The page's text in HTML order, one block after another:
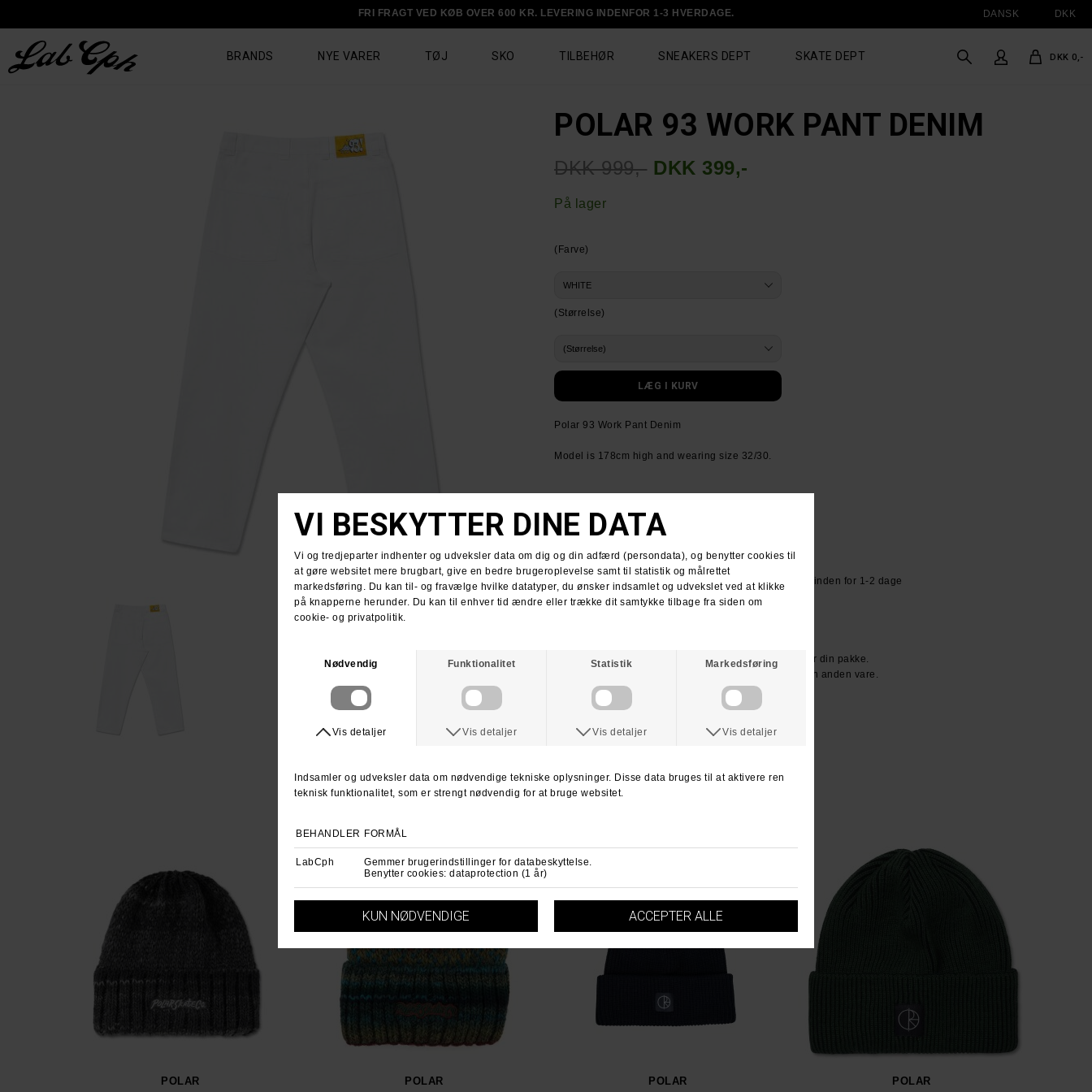
FRI FRAGT VED KØB OVER 600 KR. LEVERING INDENFOR 1-3 HVERDAGE. DANSK DKK
BRANDS NYE VARER TØJ SKO TILBEHØR SNEAKERS DEPT SKATE DEPT DKK 0,-
POLAR 93 WORK PANT DENIM
DKK 999,- DKK 399,-
På lager
(Farve)
(Størrelse)
Polar 93 Work Pant Denim
Model is 178cm high and wearing size 32/30.
Størrelsesguide
LEVERING
Få din pakke leveret med PostNord for kr 39.- Sendes inden for 1-2 dage
HUSK GRATIS FRAGT VED KØB OVER KR. 600.-
Du har altid 30 dages returret fra den dag du modtager din pakke.
Du kan vælge at få dine penge retur eller vi bytter til en anden vare.
For mere information
ANDRE KØBTE OGSÅ
POLAR
POLAR
POLAR
POLAR